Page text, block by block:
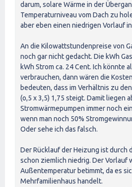
darum, solare Wärme in der
Temperaturniveau vom Dach zu
aber eben einen niedrigen Vorlauf
An die Kilowattstundenpreise von
noch gar nicht gedacht. Die kWh
kWh Strom ca. 24 Cent. Ich könnte
verbrauchen, dann wären die
bedeuten, dass im Verhältnis zu
(o,5 x 3,5) 1,75 steigt. Damit liegen
Stromwärmepumpen immer noch
wenn man noch 50%
Oder sehe ich das falsch.
Der Rücklauf der Heizung ist durch
schon ziemlich niedrig. Der Vorlauf
Außentemperatur betimmt, da es
Mehrfamilienhaus handelt.